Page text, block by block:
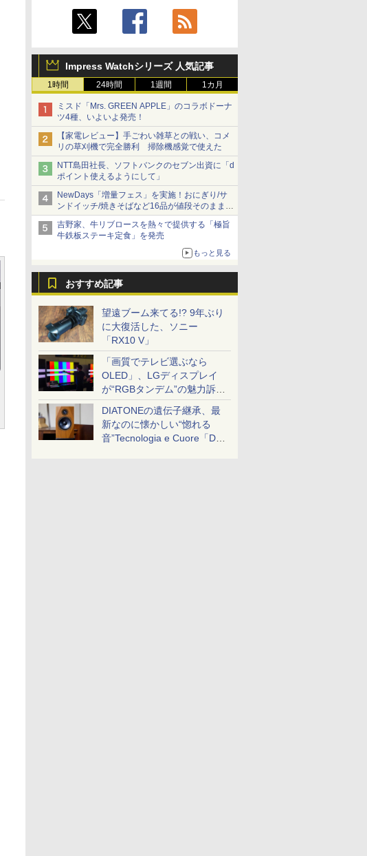
Impress Watchシリーズ 人気記事
1時間 24時間 1週間 1カ月
ミスド「Mrs. GREEN APPLE」のコラボドーナ
ツ4種、いよいよ発売！
【家電レビュー】手ごわい雑草との戦い、コメ
リの草刈機で完全勝利 掃除機感覚で使えた
NTT島田社長、ソフトバンクのセブン出資に「d
ポイント使えるようにして」
NewDays「増量フェス」を実施！おにぎり/サ
ンドイッチ/焼きそばなど16品が値段そのままで
ボリュームアップ
吉野家、牛リブロースを熱々で提供する「極旨
牛鉄板ステーキ定食」を発売
もっと見る
おすすめ記事
望遠ブーム来てる!? 9年ぶり
に大復活した、ソニー
「RX10 V」
「画質でテレビ選ぶなら
OLED」、LGディスプレイ
が“RGBタンデム”の魅力訴
求。液晶とのガチ比較も
DIATONEの遺伝子継承、最
新なのに懐かしい“惚れる
音”Tecnologia e Cuore「DS-